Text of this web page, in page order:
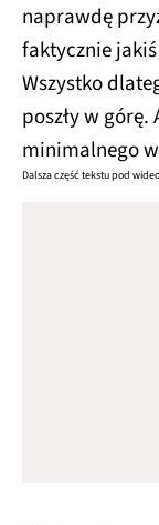
naprawdę
faktycznie
Wszystko
poszły w
minimalnego
Dalsza część tekstu pod wideo